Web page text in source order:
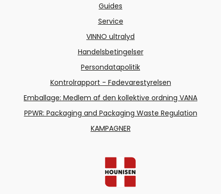
Guides
Service
VINNO ultralyd
Handelsbetingelser
Persondatapolitik
Kontrolrapport - Fødevarestyrelsen
Emballage: Medlem af den kollektive ordning VANA
PPWR: Packaging and Packaging Waste Regulation
KAMPAGNER